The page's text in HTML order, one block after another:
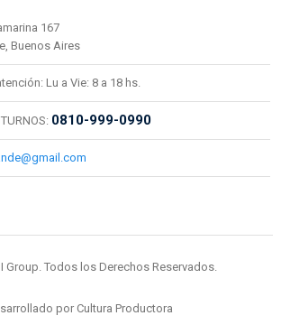
167
Buenos Aires
Lu a Vie: 8 a 18 hs.
0810-999-0990
Group. Todos los Derechos Reservados.
por Cultura Productora